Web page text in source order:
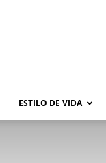
ESTILO DE VIDA